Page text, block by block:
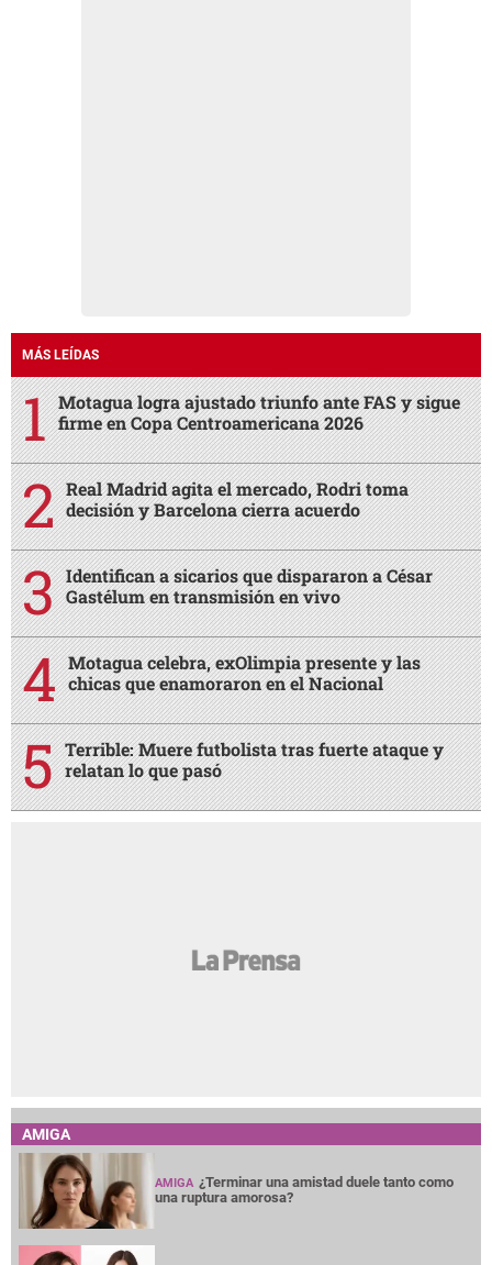
MÁS LEÍDAS
Motagua logra ajustado triunfo ante FAS y sigue
firme en Copa Centroamericana 2026
Real Madrid agita el mercado, Rodri toma
decisión y Barcelona cierra acuerdo
Identifican a sicarios que dispararon a César
Gastélum en transmisión en vivo
Motagua celebra, exOlimpia presente y las
chicas que enamoraron en el Nacional
Terrible: Muere futbolista tras fuerte ataque y
relatan lo que pasó
AMIGA
AMIGA ¿Terminar una amistad duele tanto como
una ruptura amorosa?